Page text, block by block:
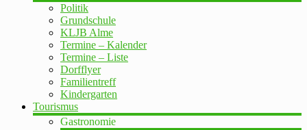
Politik
Grundschule
KLJB Alme
Termine – Kalender
Termine – Liste
Dorfflyer
Familientreff
Kindergarten
Tourismus
Gastronomie